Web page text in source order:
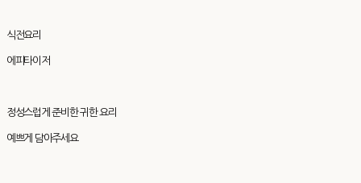
식전요리
에피타이저
정성스럽게 준비한 귀한 요리
예쁘게 담아주세요